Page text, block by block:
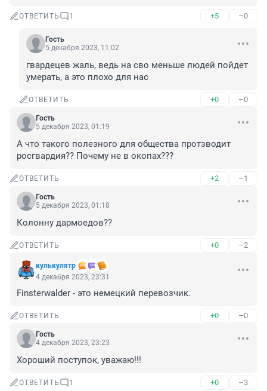
ОТВЕТИТЬ 1 +5 –0
Гость
5 декабря 2023, 11:02
гвардецев жаль, ведь на сво меньше людей пойдет
умерать, а это плохо для нас
ОТВЕТИТЬ +0 –0
Гость
5 декабря 2023, 01:19
А что такого полезного для общества протзводит
росгвардия?? Почему не в окопах???
ОТВЕТИТЬ +2 –1
Гость
5 декабря 2023, 01:18
Колонну дармоедов??
ОТВЕТИТЬ +0 –2
кулькулятр
4 декабря 2023, 23:31
Finsterwalder - это немецкий перевозчик.
ОТВЕТИТЬ +0 –0
Гость
4 декабря 2023, 23:23
Хороший поступок, уважаю!!!
ОТВЕТИТЬ 1 +0 –3